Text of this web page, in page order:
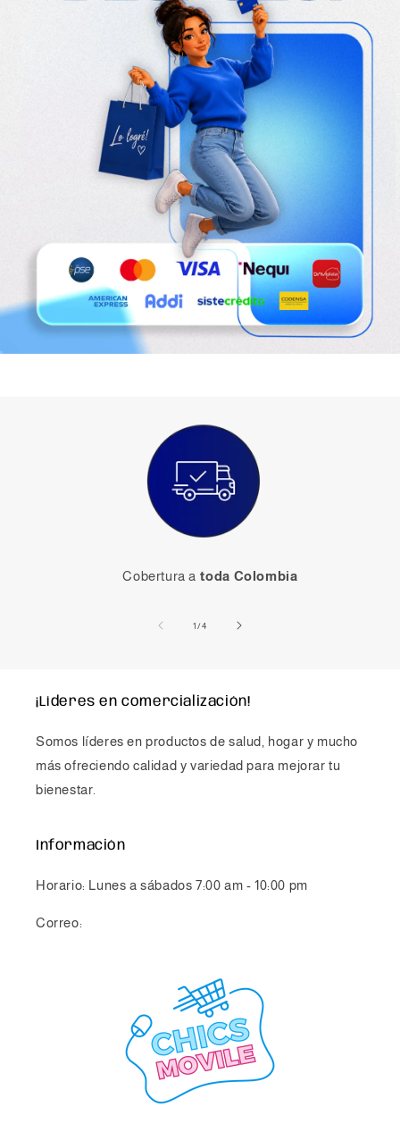
Cobertura a toda Colombia
1/de
4
¡Líderes en comercialización!
Somos líderes en productos de salud, hogar y mucho
más ofreciendo calidad y variedad para mejorar tu
bienestar.
Información
Horario: Lunes a sábados 7:00 am - 10:00 pm
Correo: